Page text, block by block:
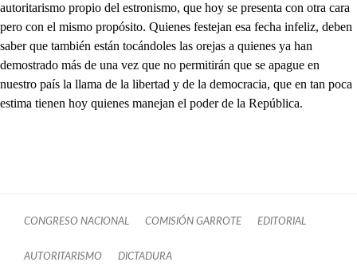
autoritarismo propio del estronismo, que hoy se presenta con otra cara
pero con el mismo propósito. Quienes festejan esa fecha infeliz, deben
saber que también están tocándoles las orejas a quienes ya han
demostrado más de una vez que no permitirán que se apague en
nuestro país la llama de la libertad y de la democracia, que en tan poca
estima tienen hoy quienes manejan el poder de la República.
CONGRESO NACIONAL COMISIÓN GARROTE EDITORIAL
AUTORITARISMO DICTADURA